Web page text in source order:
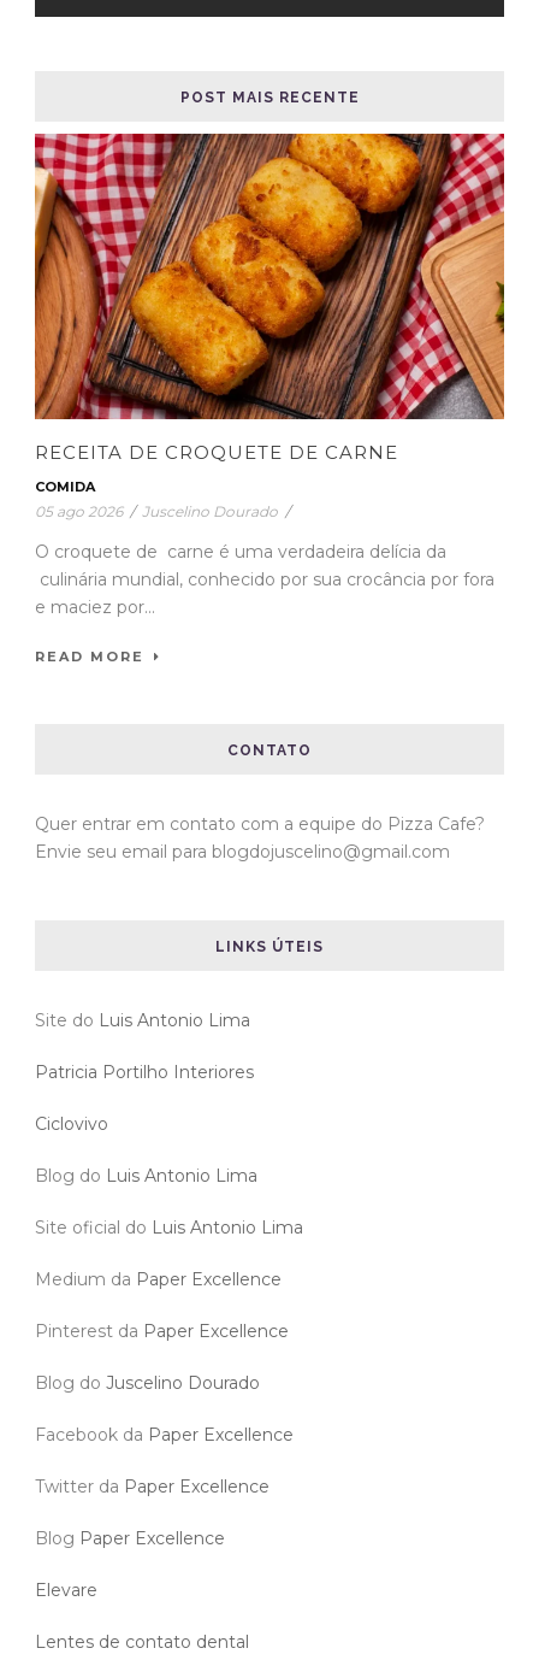
POST MAIS RECENTE
RECEITA DE CROQUETE DE CARNE
COMIDA
05 ago 2026 / Juscelino Dourado /
O croquete de carne é uma verdadeira delícia da
culinária mundial, conhecido por sua crocância por fora
e maciez por...
READ MORE
CONTATO
Quer entrar em contato com a equipe do Pizza Cafe?
Envie seu email para blogdojuscelino@gmail.com
LINKS ÚTEIS
Site do Luis Antonio Lima
Patricia Portilho Interiores
Ciclovivo
Blog do Luis Antonio Lima
Site oficial do Luis Antonio Lima
Medium da Paper Excellence
Pinterest da Paper Excellence
Blog do Juscelino Dourado
Facebook da Paper Excellence
Twitter da Paper Excellence
Blog Paper Excellence
Elevare
Lentes de contato dental